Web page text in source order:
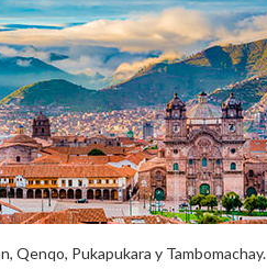
Qenqo, Pukapukara y Tambomachay.